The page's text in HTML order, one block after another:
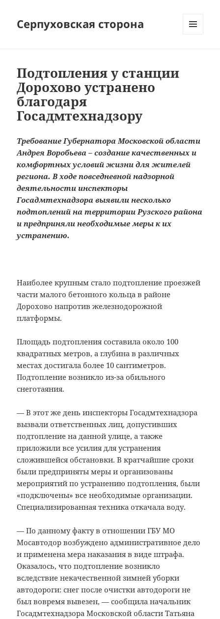
Серпуховская сторона
Подтопления у станции
Дорохово устранено
благодаря
Госадмтехнадзору
Требование Губернатора Московской области
Андрея Воробьева – создание качественных и
комфортных условий жизни для жителей
региона.В ходе повседневной надзорной
деятельности инспекторы
Госадмтехнадзора выявили несколько
подтоплений на территории Рузского района
и предприняли необходимые меры к их
устранению.
Наиболее крупным стало подтопление проезжей
части малого бетонного кольца в районе
Дорохово напротив железнодорожной
платформы.
Площадь подтопления составила около 100
квадратных метров, а глубина в различных
местах достигала более 10 сантиметров.
Подтопление возникло из-за обильного
снеготаяния.
— В этот же день инспекторы Госадмтехнадзора
вызвали ответственных лиц, допустивших
подтопление на данной улице, а также
приложили все усилия для устранения
сложившейся обстановки. В кратчайшие сроки
были предприняты меры и организованы
мероприятий по устранению подтопления, были
«подключены» все необходимые организации.
Специализированная техника откачала воду.
— По данному факту в отношении ГБУ МО
Мосавтодор возбуждено административное дело
и применена мера наказания в виде штрафа.
Оказалось, что подтопление возникло
вследствие некачественной зимней уборки
автодороги: снег после очистки автодороги не
был вовремя вывезен, — сообщила начальник
Госадмтехнадзора Московской области Татьяна